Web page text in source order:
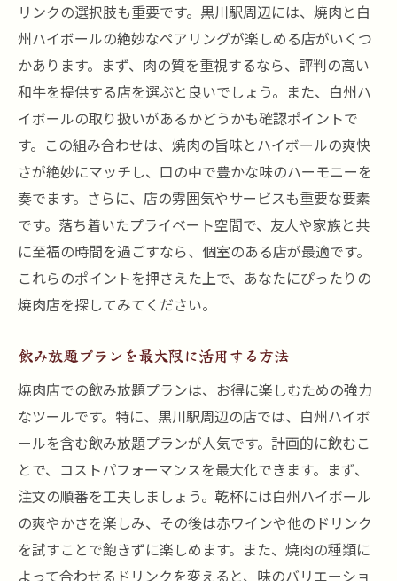
リンクの選択肢も重要です。黒川駅周辺には、焼肉と白
州ハイボールの絶妙なペアリングが楽しめる店がいくつ
かあります。まず、肉の質を重視するなら、評判の高い
和牛を提供する店を選ぶと良いでしょう。また、白州ハ
イボールの取り扱いがあるかどうかも確認ポイントで
す。この組み合わせは、焼肉の旨味とハイボールの爽快
さが絶妙にマッチし、口の中で豊かな味のハーモニーを
奏でます。さらに、店の雰囲気やサービスも重要な要素
です。落ち着いたプライベート空間で、友人や家族と共
に至福の時間を過ごすなら、個室のある店が最適です。
これらのポイントを押さえた上で、あなたにぴったりの
焼肉店を探してみてください。
飲み放題プランを最大限に活用する方法
焼肉店での飲み放題プランは、お得に楽しむための強力
なツールです。特に、黒川駅周辺の店では、白州ハイボ
ールを含む飲み放題プランが人気です。計画的に飲むこ
とで、コストパフォーマンスを最大化できます。まず、
注文の順番を工夫しましょう。乾杯には白州ハイボール
の爽やかさを楽しみ、その後は赤ワインや他のドリンク
を試すことで飽きずに楽しめます。また、焼肉の種類に
よって合わせるドリンクを変えると、味のバリエーショ